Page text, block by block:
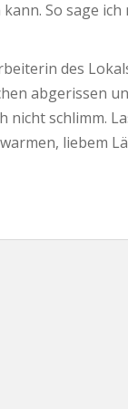
So sage
des
abgerissen
nicht schlimm.
liebem